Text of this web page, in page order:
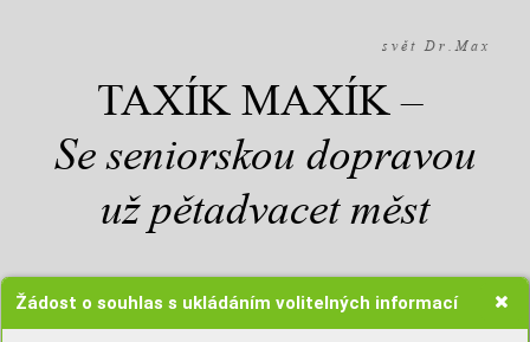
Žádost o souhlas s ukládáním volitelných informací
s v ě t D r . M a x
TAXÍK MAXÍK –
Se seniorskou dopravou
už pětadvacet měst
Ve spolupráci s Kontem Bariéry Nadace